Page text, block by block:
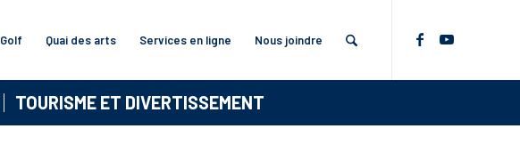
Golf Quai des arts Services en ligne Nous joindre
TOURISME ET DIVERTISSEMENT